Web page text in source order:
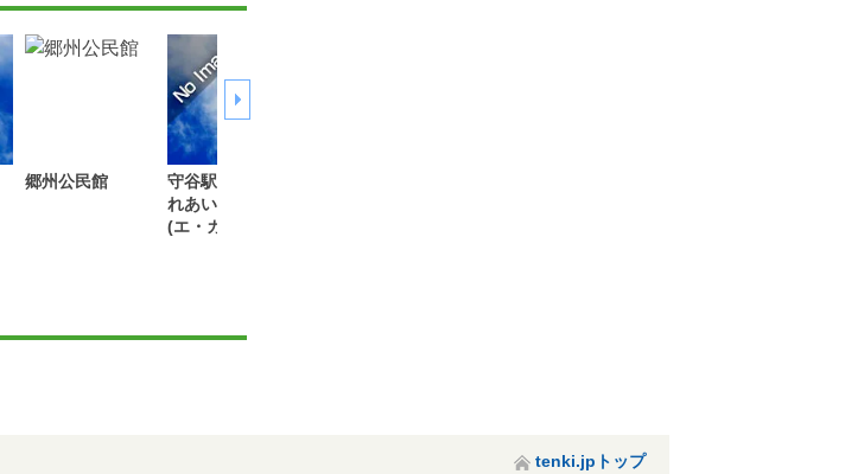
郷州公民館
守谷駅前親子ふ
れあいルーム
(エ・ガーオ)
tenki.jpトップ